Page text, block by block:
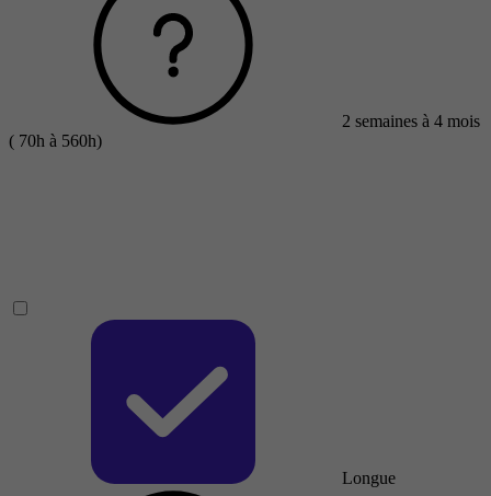
2 semaines à 4 mois
( 70h à 560h)
Longue